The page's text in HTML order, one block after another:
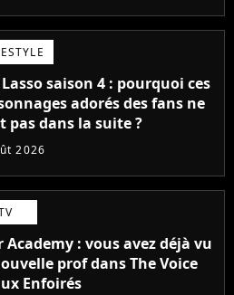
Lasso saison 4 : pourquoi ces
adorés des fans ne
pas dans la suite ?
2026
Academy : vous avez déjà vu
prof dans The Voice
Enfoirés